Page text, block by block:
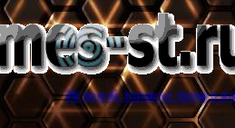
торрент трекер games-st.ru,